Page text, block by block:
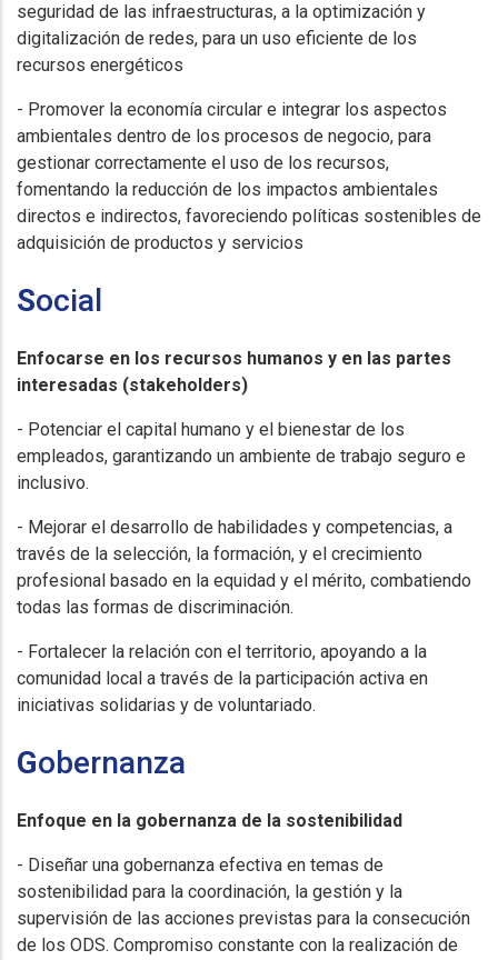
seguridad de las infraestructuras, a la optimización y
digitalización de redes, para un uso eficiente de los
recursos energéticos
- Promover la economía circular e integrar los aspectos
ambientales dentro de los procesos de negocio, para
gestionar correctamente el uso de los recursos,
fomentando la reducción de los impactos ambientales
directos e indirectos, favoreciendo políticas sostenibles de
adquisición de productos y servicios
Social
Enfocarse en los recursos humanos y en las partes
interesadas (stakeholders)
- Potenciar el capital humano y el bienestar de los
empleados, garantizando un ambiente de trabajo seguro e
inclusivo.
- Mejorar el desarrollo de habilidades y competencias, a
través de la selección, la formación, y el crecimiento
profesional basado en la equidad y el mérito, combatiendo
todas las formas de discriminación.
- Fortalecer la relación con el territorio, apoyando a la
comunidad local a través de la participación activa en
iniciativas solidarias y de voluntariado.
Gobernanza
Enfoque en la gobernanza de la sostenibilidad
- Diseñar una gobernanza efectiva en temas de
sostenibilidad para la coordinación, la gestión y la
supervisión de las acciones previstas para la consecución
de los ODS. Compromiso constante con la realización de